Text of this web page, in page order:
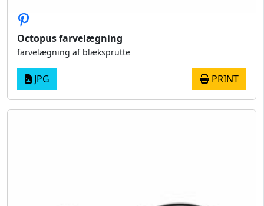
Octopus farvelægning
farvelægning af blæksprutte
JPG PRINT